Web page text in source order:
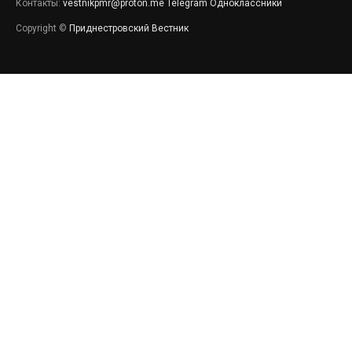
Контакты: vestnikpmr@proton.me Telegram Одноклассники
Copyright © Приднестровский Вестник